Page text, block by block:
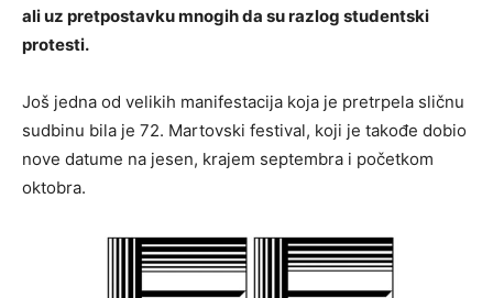
ali uz pretpostavku mnogih da su razlog studentski
protesti.
Još jedna od velikih manifestacija koja je pretrpela sličnu
sudbinu bila je 72. Martovski festival, koji je takođe dobio
nove datume na jesen, krajem septembra i početkom
oktobra.